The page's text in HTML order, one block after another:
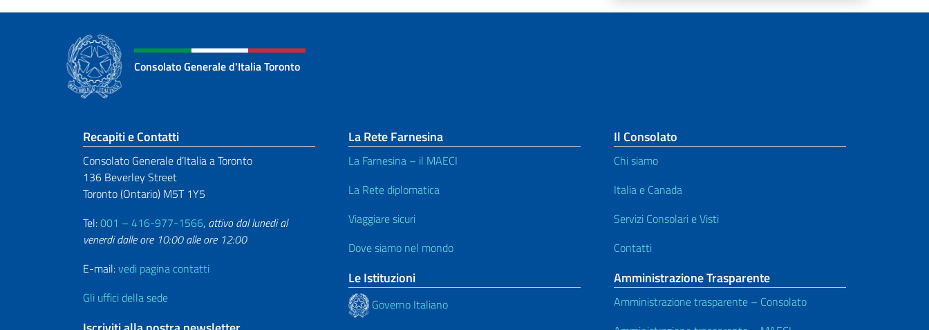
Visa Fees
Modelli - Templates
e certificati di identità
Richiesta di cancellazione del
provvedimento di espulsione
Consolato Generale d'Italia Toronto
Sezione footer
Recapiti e Contatti
Consolato Generale d’Italia a Toronto
136 Beverley Street
Toronto (Ontario) M5T 1Y5
Tel:001 – 416-977-1566, attivo dal lunedi al
venerdi dalle ore 10:00 alle ore 12:00
E-mail:vedi pagina contatti
Gli uffici della sede
La Rete Farnesina
La Farnesina – il MAECI
La Rete diplomatica
Viaggiare sicuri
Dove siamo nel mondo
Le Istituzioni
Governo Italiano
Il Consolato
Chi siamo
Italia e Canada
Servizi Consolari e Visti
Contatti
Amministrazione Trasparente
Amministrazione trasparente – Consolato